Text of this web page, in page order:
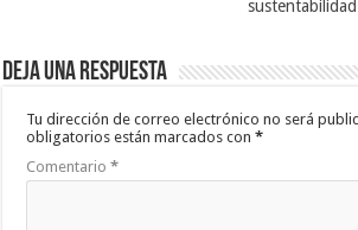
Deja una respuesta
Tu dirección de correo electrónico no será
obligatorios están marcados con*
Comentario*